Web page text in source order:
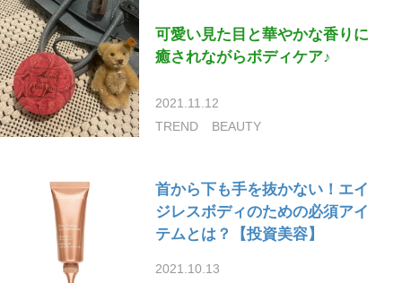
可愛い見た目と華やかな香りに
癒されながらボディケア♪
2021.11.12
TREND
BEAUTY
首から下も手を抜かない！エイ
ジレスボディのための必須アイ
テムとは？【投資美容】
2021.10.13